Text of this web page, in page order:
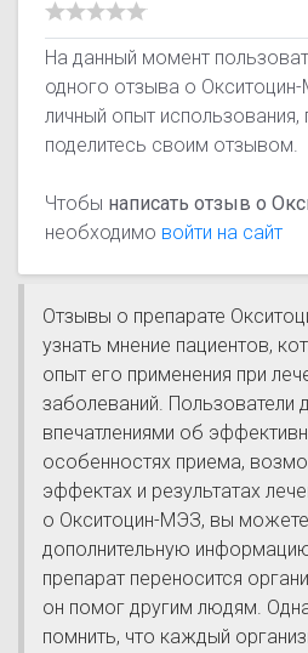
На данный момент
одного отзыва о
личный опыт использования,
поделитесь своим отзывом.
Чтобы написать отзыв о
необходимо войти на сайт
Отзывы о препарате
узнать мнение пациентов,
опыт его применения при
заболеваний. Пользователи
впечатлениями об
особенностях приема,
эффектах и результатах
о Окситоцин-МЭЗ, вы можете
дополнительную
препарат переносится
он помог другим людям.
помнить, что каждый